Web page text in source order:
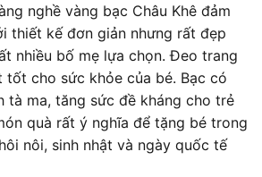
nghề vàng bạc Châu Khê đảm
thiết kế đơn giản nhưng rất đẹp
nhiều bố mẹ lựa chọn. Đeo trang
tốt cho sức khỏe của bé. Bạc có
tà ma, tăng sức đề kháng cho trẻ
quà rất ý nghĩa để tặng bé trong
nôi, sinh nhật và ngày quốc tế